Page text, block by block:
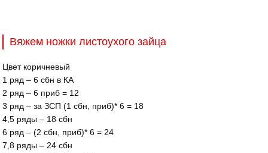
Вяжем ножки листоухого зайца
Цвет коричневый
1 ряд – 6 сбн в КА
2 ряд – 6 приб = 12
3 ряд – за ЗСП (1 сбн, приб)* 6 = 18
4,5 ряды – 18 сбн
6 ряд – (2 сбн, приб)* 6 = 24
7,8 ряды – 24 сбн